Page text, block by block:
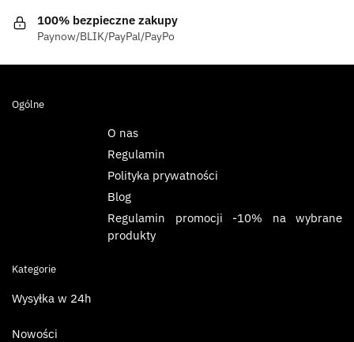
100% bezpieczne zakupy
Paynow/BLIK/PayPal/PayPo
Ogólne
O nas
Regulamin
Polityka prywatności
Blog
Regulamin promocji -10% na wybrane
produkty
Kategorie
Wysyłka w 24h
Nowości